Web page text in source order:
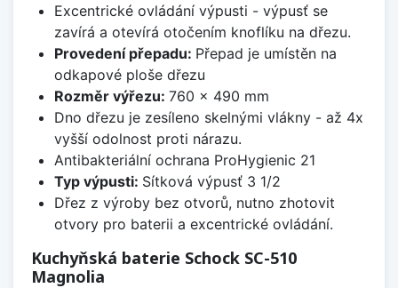
Excentrické ovládání výpusti - výpusť se
zavírá a otevírá otočením knoflíku na dřezu.
Provedení přepadu: Přepad je umístěn na
odkapové ploše dřezu
Rozměr výřezu: 760 x 490 mm
Dno dřezu je zesíleno skelnými vlákny - až 4x
vyšší odolnost proti nárazu.
Antibakteriální ochrana ProHygienic 21
Typ výpusti: Sítková výpusť 3 1/2
Dřez z výroby bez otvorů, nutno zhotovit
otvory pro baterii a excentrické ovládání.
Kuchyňská baterie Schock SC-510
Magnolia